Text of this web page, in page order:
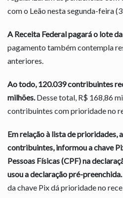
com o Leão nesta segunda-feira
A Receita Federal pagará o lote
pagamento também contempla
anteriores.
Ao todo, 120.039 contribuintes
milhões.Desse total, R$ 168,86
contribuintes com prioridade no
Em relação à lista de prioridades,
contribuintes, informou a chave
Pessoas Físicas (CPF) na
usou a declaração pré-preenchida.
da chave Pix dá prioridade no